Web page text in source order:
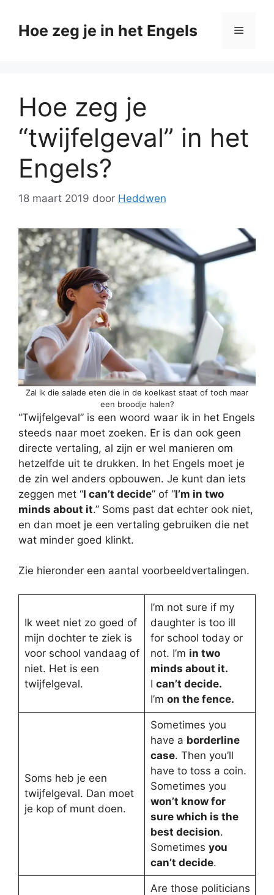
naarHoe zeg je in het Engels Menu
Hoe zeg je
“twijfelgeval” in het
Engels?
18 maart 2019 door Heddwen
Zal ik die salade eten die in de koelkast staat of toch maar
een broodje halen?
“Twijfelgeval” is een woord waar ik in het Engels
steeds naar moet zoeken. Er is dan ook geen
directe vertaling, al zijn er wel manieren om
hetzelfde uit te drukken. In het Engels moet je
de zin wel anders opbouwen. Je kunt dan iets
zeggen met “I can’t decide” of “I’m in two
minds about it.” Soms past dat echter ook niet,
en dan moet je een vertaling gebruiken die net
wat minder goed klinkt.
Zie hieronder een aantal voorbeeldvertalingen.
Ik weet niet zo goed of
mijn dochter te ziek is
voor school vandaag of
niet. Het is een
twijfelgeval.
I’m not sure if my
daughter is too ill
for school today or
not. I’m in two
minds about it.
I can’t decide.
I’m on the fence.
Soms heb je een
twijfelgeval. Dan moet
je kop of munt doen.
Sometimes you
have a borderline
case. Then you’ll
have to toss a coin.
Sometimes you
won’t know for
sure which is the
best decision.
Sometimes you
can’t decide.
Are those politicians